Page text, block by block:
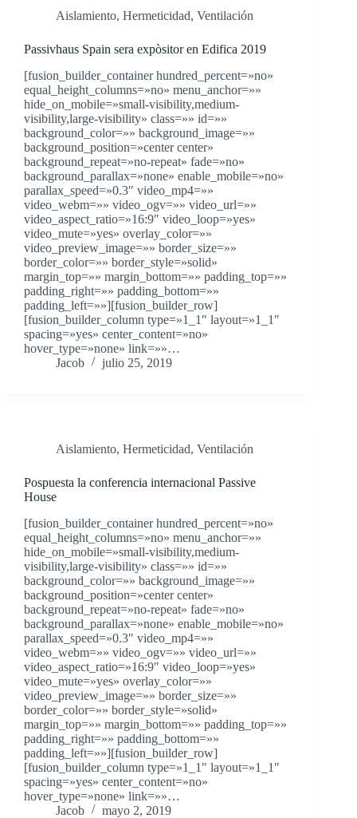
Aislamiento, Hermeticidad, Ventilación
Passivhaus Spain sera expòsitor en Edifica 2019
[fusion_builder_container hundred_percent=»no»
equal_height_columns=»no» menu_anchor=»»
hide_on_mobile=»small-visibility,medium-
visibility,large-visibility» class=»» id=»»
background_color=»» background_image=»»
background_position=»center center»
background_repeat=»no-repeat» fade=»no»
background_parallax=»none» enable_mobile=»no»
parallax_speed=»0.3″ video_mp4=»»
video_webm=»» video_ogv=»» video_url=»»
video_aspect_ratio=»16:9″ video_loop=»yes»
video_mute=»yes» overlay_color=»»
video_preview_image=»» border_size=»»
border_color=»» border_style=»solid»
margin_top=»» margin_bottom=»» padding_top=»»
padding_right=»» padding_bottom=»»
padding_left=»»][fusion_builder_row]
[fusion_builder_column type=»1_1″ layout=»1_1″
spacing=»yes» center_content=»no»
hover_type=»none» link=»»…
Jacob
julio 25, 2019
Aislamiento, Hermeticidad, Ventilación
Pospuesta la conferencia internacional Passive
House
[fusion_builder_container hundred_percent=»no»
equal_height_columns=»no» menu_anchor=»»
hide_on_mobile=»small-visibility,medium-
visibility,large-visibility» class=»» id=»»
background_color=»» background_image=»»
background_position=»center center»
background_repeat=»no-repeat» fade=»no»
background_parallax=»none» enable_mobile=»no»
parallax_speed=»0.3″ video_mp4=»»
video_webm=»» video_ogv=»» video_url=»»
video_aspect_ratio=»16:9″ video_loop=»yes»
video_mute=»yes» overlay_color=»»
video_preview_image=»» border_size=»»
border_color=»» border_style=»solid»
margin_top=»» margin_bottom=»» padding_top=»»
padding_right=»» padding_bottom=»»
padding_left=»»][fusion_builder_row]
[fusion_builder_column type=»1_1″ layout=»1_1″
spacing=»yes» center_content=»no»
hover_type=»none» link=»»…
Jacob
mayo 2, 2019